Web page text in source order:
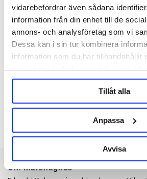
vidarebefordrar även sådana
information från din enhet till de
annons- och analysföretag som vi
Dessa kan i sin tur kombinera
information som du har tillhandahållit
samlat in när du har använt deras
Tillåt alla
Anpassa
Avvisa
22 MM
Om Maltmagnus